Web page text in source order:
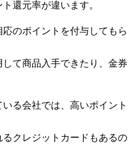
還元率が違います。
のポイントを付与してもら
て商品入手できたり、金券
る会社では、高いポイント
クレジットカードもあるの